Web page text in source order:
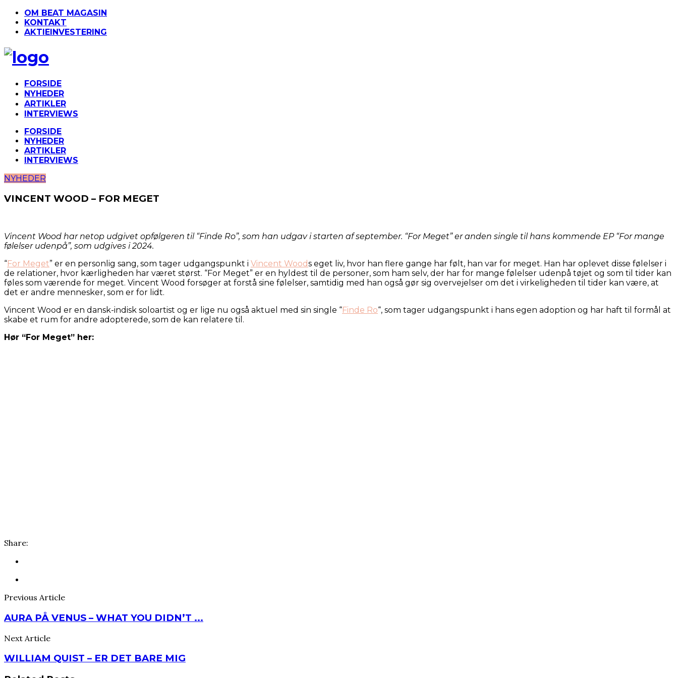
OM BEAT MAGASIN
KONTAKT
AKTIEINVESTERING
FORSIDE
NYHEDER
ARTIKLER
INTERVIEWS
FORSIDE
NYHEDER
ARTIKLER
INTERVIEWS
NYHEDER
VINCENT WOOD – FOR MEGET
Vincent Wood har netop udgivet opfølgeren til “Finde Ro”, som han udgav i starten af september. “For Meget” er anden single til hans kommende EP “For mange
følelser udenpå”, som udgives i 2024.
“For Meget” er en personlig sang, som tager udgangspunkt i Vincent Woods eget liv, hvor han flere gange har følt, han var for meget. Han har oplevet disse følelser i
de relationer, hvor kærligheden har været størst. “For Meget” er en hyldest til de personer, som ham selv, der har for mange følelser udenpå tøjet og som til tider kan
føles som værende for meget. Vincent Wood forsøger at forstå sine følelser, samtidig med han også gør sig overvejelser om det i virkeligheden til tider kan være, at
det er andre mennesker, som er for lidt.
Vincent Wood er en dansk-indisk soloartist og er lige nu også aktuel med sin single “Finde Ro“, som tager udgangspunkt i hans egen adoption og har haft til formål at
skabe et rum for andre adopterede, som de kan relatere til.
Hør “For Meget” her:
Share:
Previous Article
AURA PÅ VENUS – WHAT YOU DIDN’T ...
Next Article
WILLIAM QUIST – ER DET BARE MIG